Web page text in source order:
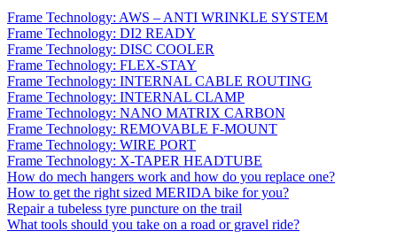
Frame Technology: AWS – ANTI WRINKLE SYSTEM
Frame Technology: DI2 READY
Frame Technology: DISC COOLER
Frame Technology: FLEX-STAY
Frame Technology: INTERNAL CABLE ROUTING
Frame Technology: INTERNAL CLAMP
Frame Technology: NANO MATRIX CARBON
Frame Technology: REMOVABLE F-MOUNT
Frame Technology: WIRE PORT
Frame Technology: X-TAPER HEADTUBE
How do mech hangers work and how do you replace one?
How to get the right sized MERIDA bike for you?
Repair a tubeless tyre puncture on the trail
What tools should you take on a road or gravel ride?